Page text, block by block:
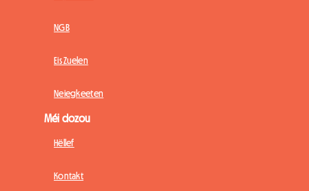
NGB
Eis Zuelen
Neiegkeeten
Méi dozou
Hëllef
Kontakt